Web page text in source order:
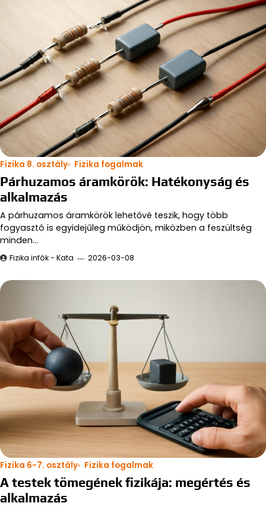
Fizika 8. osztály Fizika fogalmak
Párhuzamos áramkörök: Hatékonyság és
alkalmazás
A párhuzamos áramkörök lehetővé teszik, hogy több
fogyasztó is egyidejűleg működjön, miközben a feszültség
minden…
Fizika infók - Kata 2026-03-08
Fizika 6-7. osztály Fizika fogalmak
A testek tömegének fizikája: megértés és
alkalmazás